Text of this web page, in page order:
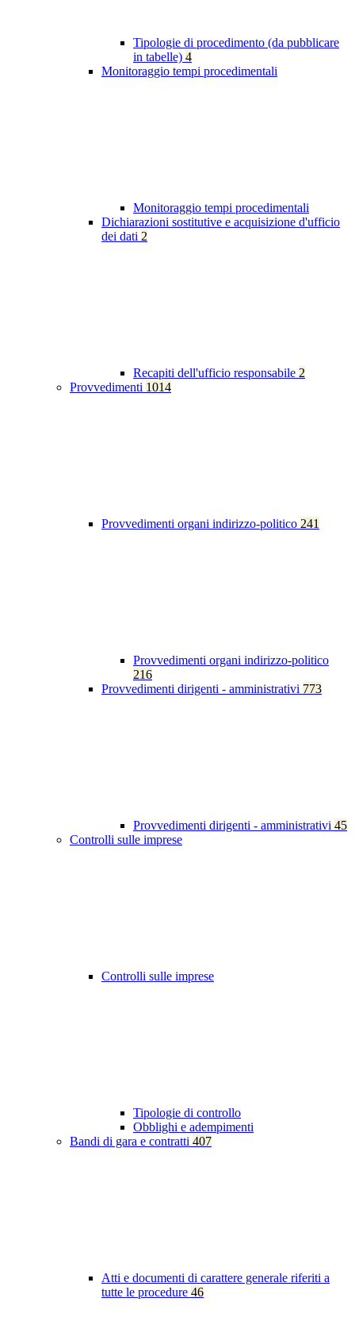
Tipologie di procedimento (da pubblicare
in tabelle) 4
Monitoraggio tempi procedimentali
Monitoraggio tempi procedimentali
Dichiarazioni sostitutive e acquisizione d'ufficio
dei dati 2
Recapiti dell'ufficio responsabile 2
Provvedimenti 1014
Provvedimenti organi indirizzo-politico 241
Provvedimenti organi indirizzo-politico
216
Provvedimenti dirigenti - amministrativi 773
Provvedimenti dirigenti - amministrativi 45
Controlli sulle imprese
Controlli sulle imprese
Tipologie di controllo
Obblighi e adempimenti
Bandi di gara e contratti 407
Atti e documenti di carattere generale riferiti a
tutte le procedure 46